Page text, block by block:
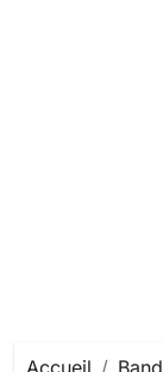
Accueil